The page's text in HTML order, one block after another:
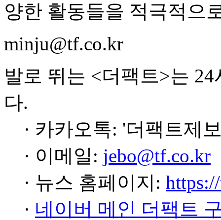
양한 활동들을 적극적으
minju@tf.co.kr
발로 뛰는 <더팩트>는
다.
· 카카오톡: '더팩트제
· 이메일: jebo@tf.co.kr
· 뉴스 홈페이지:
· 네이버 메인 더팩트